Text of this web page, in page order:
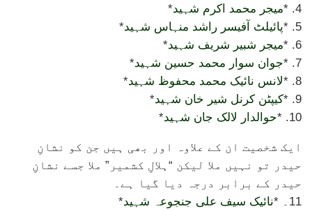
4. *
میجر محمد اکرم شہید*
5. *
پائیلٹ آفیسر راشد منہاس شہید*
6. *
میجر شبیر شریف شہید*
7. *
جوان سوار محمد حسین شہید*
8. *
لانس نائیک محمد محفوظ شہید*
9. *
کیپٹن کرنل شیر خان شہید*
10. *
حوالدار لالک جان شہید*
ایک شخصیت ان کے علاوہ اور بھی ہیں جن کو نشانِ
حیدر تو نہیں ملا لیکن “ہلالِ کشمیر” ملا جسے نشانِ
حیدر کے برابر درجہ دیا گیا ہے۔
11۔ *
نائیک سیف علی جنجوعہ شہید*